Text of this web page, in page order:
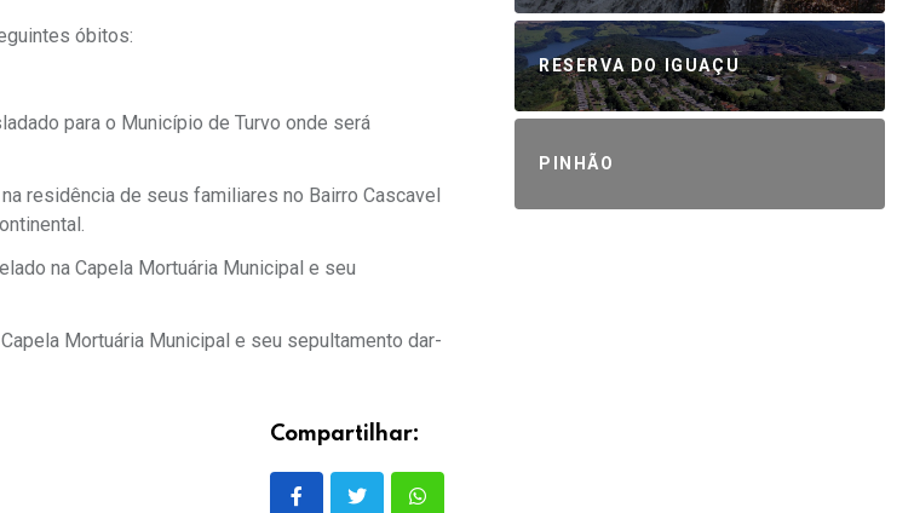
óbitos:
para o Município de Turvo onde será
residência de seus familiares no Bairro Cascavel
na Capela Mortuária Municipal e seu
Mortuária Municipal e seu sepultamento dar-
Compartilhar:
RESERVA DO IGUAÇU
PINHÃO